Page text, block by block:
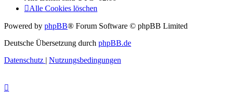
Alle Cookies löschen
Powered by phpBB® Forum Software © phpBB Limited
Deutsche Übersetzung durch phpBB.de
Datenschutz | Nutzungsbedingungen